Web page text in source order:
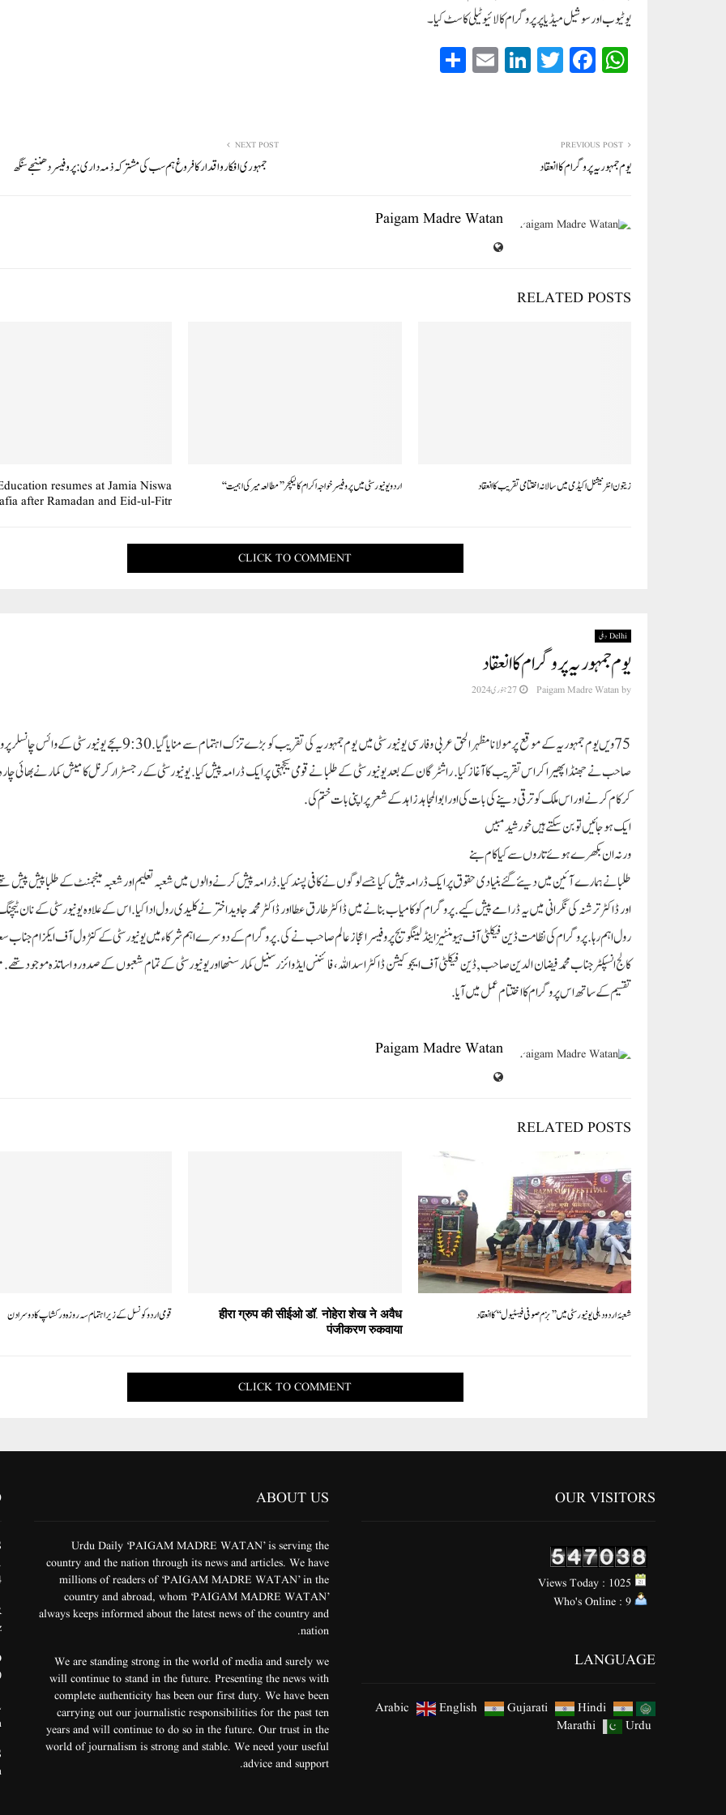
یوٹیوب اور سوشیل میڈیا پر پروگرام کا لائیو ٹیلی کاسٹ کیا۔
W
ha
A
pp
Fa
ce
ok
T
wi
Li
nk
E
m
PREVIOUS POST
یوم جمہوریہ پروگرام کا انعقاد
NEXT POST
جمہوری افکار و اقدار کا فروغ ہم سب کی مشترکہ ذمہ داری: پر وفیسر دھننجے سنگھ
Paigam Madre Watan
RELATED POSTS
زیتون انٹرنیشنل اکیڈمی میں سالانہ اختتامی تقریب کا انعقاد اردو یونیورسٹی میں پروفیسر خواجہ اکرام کا لیکچر ’’مطالعہ میر کی اہمیت‘‘
resumes at Jamia Niswa
after Ramadan and Eid-ul-Fitr
CLICK TO COMMENT
Delhi دہلی
یوم جمہوریہ پروگرام کا انعقاد
by
Paigam Madre Watan 27 جنوری 2024
75ویں یوم جمہوریہ کے موقع پر مولانا مظہر الحق عربی و فارسی یونیورسٹی میں یوم جمہوریہ کی تقریب کو بڑے تزک اہتمام سے منایا گیا.
صاحب نے جھنڈا پھیرا کر اس تقریب کا آغاز کیا. راشٹر گان کے بعد یونیورسٹی کے طلبا نے قومی یکجہتی پر ایک ڈرامہ پیش کیا. یونیورسٹی کے رجسٹرار کرنل کامیش کمار نے بھائی
کرکام کرنے اور اس ملک کو ترقی دینے کی بات کی اور ابو المجاہد زاہد کے شعر پر اپنی بات ختم کی.
ایک ہو جائیں تو بن سکتے ہیں خورشید مبیں
ورنہ ان بکھرے ہوئے تاروں سے کیا کام بنے
طلبا نے ہمارے آئین میں دیئے گئے بنیادی حقوق پر ایک ڈرامہ پیش کیا جسے لوگوں نے کافی پسند کیا. ڈرامہ پیش کرنے والوں میں شعبہ تعلیم اور شعبہ مینجمنٹ کے طلبا پیش پیش
اور ڈاکٹر ترشنہ کی نگرانی میں یہ ڈرامے پیش کیے. پروگرام کو کامیاب بنانے میں ڈاکٹر طارق عطا اور ڈاکٹر محمد جاوید اختر نے کلیدی رول ادا کیا. اس کے علاوہ یونیورسٹی کے نان
رول اہم رہا. پروگرام کی نظامت ڈین فیکلٹی آف ہیومنٹیز اینڈ لینگویج پروفیسر اعجاز عالم صاحب نے کی. پروگرام کے دوسرے اہم شرکاء میں یونیورسٹی کے کنٹرول آف ایکزام جناب
کالج انسپکٹر جناب محمد فیضان الدین صاحب, ڈین فیکلٹی آف ایجوکیشن ڈاکٹر اسد اللہ، فائننس ایڈوائزر سنیل کمار سنھا اور یونیورسٹی کے تمام شعبوں کے صدور و اساتذہ موجود
تقسیم کے ساتھ اس پروگرام کا اختتام عمل میں آیا.
Paigam Madre Watan
RELATED POSTS
شعبۂ اردو دہلی یونیورسٹی میں ’’بزم صوفی فیسٹیول‘‘کا انعقاد
हीरा ग्रुप की सीईओ डॉ. नोहेरा शेख ने अवैध
पंजीकरण रुकवाया
قومی اردو کونسل کے زیر اہتمام سہ روزہ ورکشاپ کا دوسرا دن
CLICK TO COMMENT
OUR VISITORS
LANGUAGE
Arabic English Gujarati
Hindi
Marathi
Urdu
ABOUT US
Urdu Daily ‘PAIGAM MADRE WATAN’ is serving the
country and the nation through its news and articles. We have
millions of readers of ‘PAIGAM MADRE WATAN’ in the
country and abroad, whom ‘PAIGAM MADRE WATAN’
always keeps informed about the latest news of the country and
nation.
We are standing strong in the world of media and surely we
will continue to stand in the future. Presenting the news with
complete authenticity has been our first duty. We have been
carrying out our journalistic responsibilities for the past ten
years and will continue to do so in the future. Our trust in the
world of journalism is strong and stable. We need your useful
advice and support.